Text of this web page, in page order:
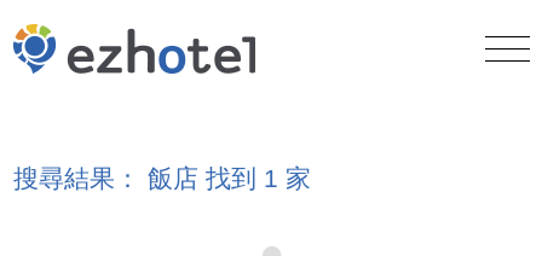
搜尋結果： 飯店 找到 1 家